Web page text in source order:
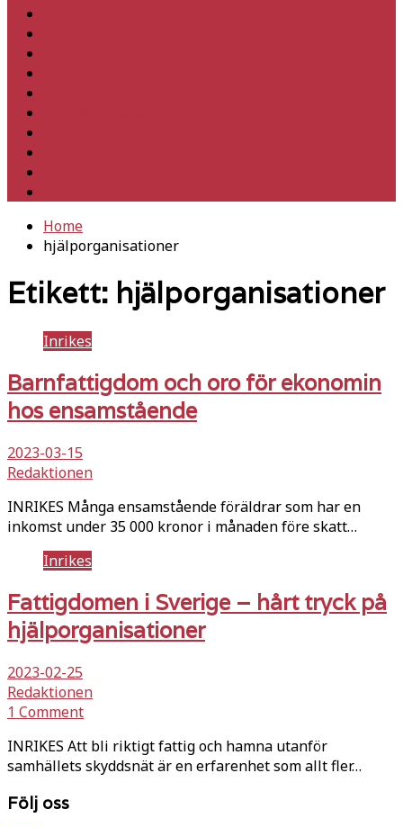
Home
hjälporganisationer
Etikett: hjälporganisationer
Inrikes
Barnfattigdom och oro för ekonomin
hos ensamstående
2023-03-15
Redaktionen
INRIKES Många ensamstående föräldrar som har en
inkomst under 35 000 kronor i månaden före skatt…
Inrikes
Fattigdomen i Sverige – hårt tryck på
hjälporganisationer
2023-02-25
Redaktionen
1 Comment
INRIKES Att bli riktigt fattig och hamna utanför
samhällets skyddsnät är en erfarenhet som allt fler…
Följ oss